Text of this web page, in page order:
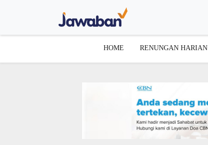
HOME RENUNGAN HARIAN